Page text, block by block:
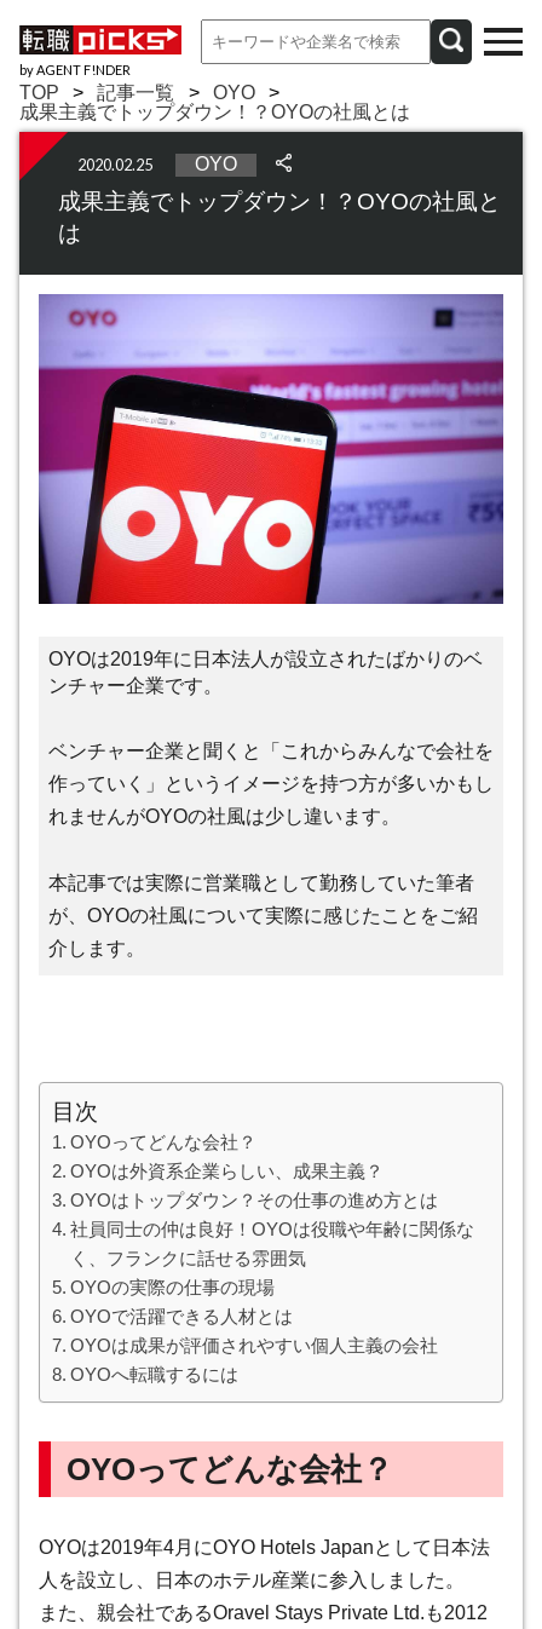
by AGENT F!NDER
TOP 記事一覧
OYO
成果主義でトップダウン！？OYOの社風とは
2020.02.25 OYO
成果主義でトップダウン！？OYOの社風と
は
OYOは2019年に日本法人が設立されたばかりのベ
ンチャー企業です。
ベンチャー企業と聞くと「これからみんなで会社を
作っていく」というイメージを持つ方が多いかもし
れませんがOYOの社風は少し違います。
本記事では実際に営業職として勤務していた筆者
が、OYOの社風について実際に感じたことをご紹
介します。
目次
OYOってどんな会社？
OYOは外資系企業らしい、成果主義？
OYOはトップダウン？その仕事の進め方とは
社員同士の仲は良好！OYOは役職や年齢に関係な
く、フランクに話せる雰囲気
OYOの実際の仕事の現場
OYOで活躍できる人材とは
OYOは成果が評価されやすい個人主義の会社
OYOへ転職するには
OYOってどんな会社？
OYOは2019年4月にOYO Hotels Japanとして日本法
人を設立し、日本のホテル産業に参入しました。
また、親会社であるOravel Stays Private Ltd.も2012